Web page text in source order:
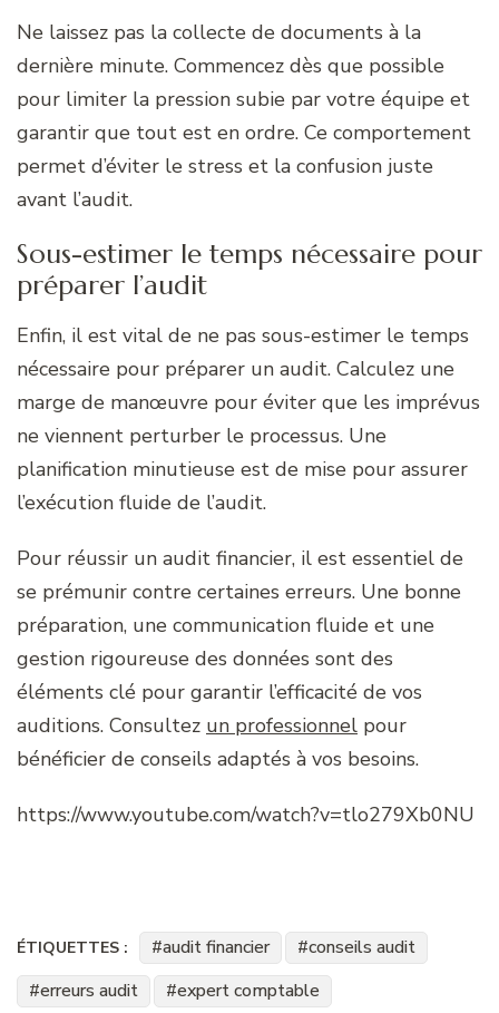
Ne laissez pas la collecte de documents à la
dernière minute. Commencez dès que possible
pour limiter la pression subie par votre équipe et
garantir que tout est en ordre. Ce comportement
permet d’éviter le stress et la confusion juste
avant l’audit.
Sous-estimer le temps nécessaire pour
préparer l’audit
Enfin, il est vital de ne pas sous-estimer le temps
nécessaire pour préparer un audit. Calculez une
marge de manœuvre pour éviter que les imprévus
ne viennent perturber le processus. Une
planification minutieuse est de mise pour assurer
l’exécution fluide de l’audit.
Pour réussir un audit financier, il est essentiel de
se prémunir contre certaines erreurs. Une bonne
préparation, une communication fluide et une
gestion rigoureuse des données sont des
éléments clé pour garantir l’efficacité de vos
auditions. Consultez un professionnel pour
bénéficier de conseils adaptés à vos besoins.
https://www.youtube.com/watch?v=tlo279Xb0NU
ÉTIQUETTES : audit financier
conseils audit
erreurs audit
expert comptable